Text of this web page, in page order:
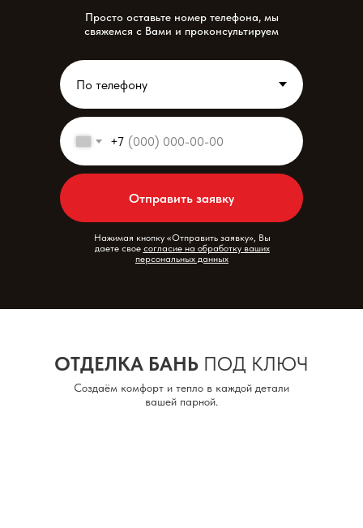
+7
Отправить заявку
Нажимая кнопку «Отправить заявку», Вы
даете свое согласие на обработку ваших
персональных данных
Просто оставьте номер телефона, мы
свяжемся с Вами и проконсультируем
ОТДЕЛКА БАНЬ ПОД КЛЮЧ
Создаём комфорт и тепло в каждой детали
вашей парной.